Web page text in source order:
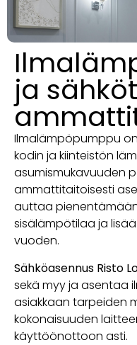
ja
Ilmalämpöpumppu
kodin ja kiinteistön
asumismukavuuden
ammattitaitoisesti
auttaa
sisälämpötilaa ja
vuoden.
Sähköasennus Risto
sekä myy ja asentaa
asiakkaan tarpeiden
kokonaisuuden
käyttöönottoon asti.